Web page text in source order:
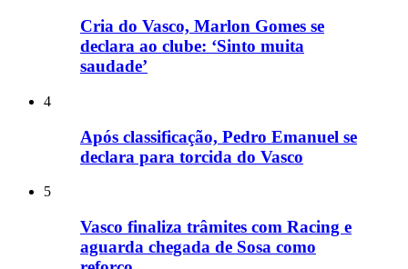
Cria do Vasco, Marlon Gomes se
declara ao clube: ‘Sinto muita
saudade’
4
Após classificação, Pedro Emanuel se
declara para torcida do Vasco
5
Vasco finaliza trâmites com Racing e
aguarda chegada de Sosa como